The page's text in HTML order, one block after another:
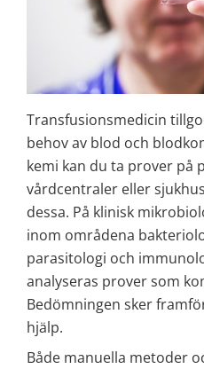
Transfusionsmedicin
behov av blod och
kemi kan du ta prover på
vårdcentraler eller
dessa. På klinisk
inom områdena
parasitologi och
analyseras prover som
Bedömningen sker
hjälp.
Både manuella metoder